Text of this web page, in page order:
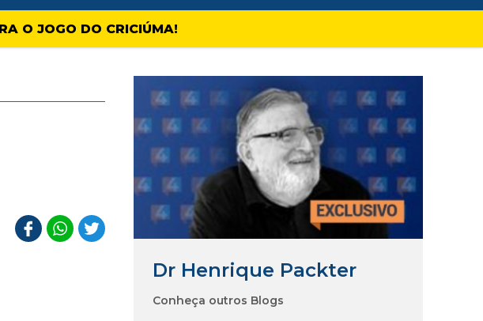
O JOGO DO CRICIÚMA!
Dr Henrique Packter
Conheça outros Blogs